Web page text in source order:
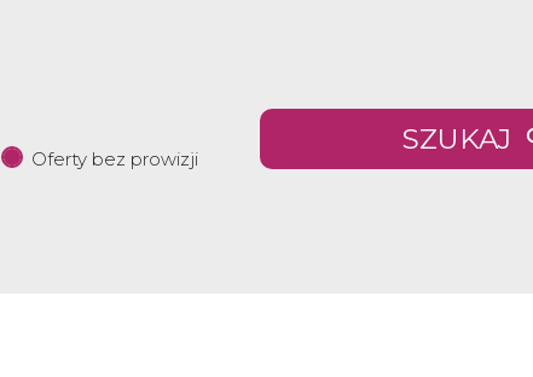
Oferty bez prowizji
SZUKAJ